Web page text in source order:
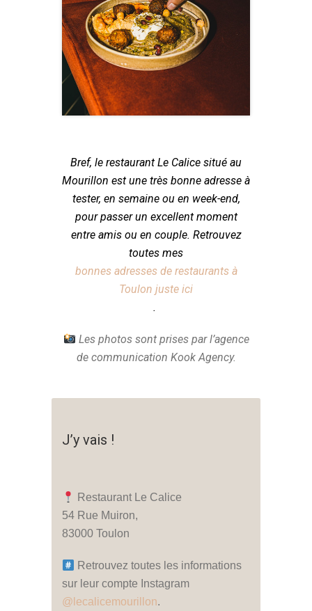
Bref, le restaurant Le Calice situé au
Mourillon est une très bonne adresse à
tester, en semaine ou en week-end,
pour passer un excellent moment
entre amis ou en couple. Retrouvez
toutes mes
bonnes adresses de restaurants à
Toulon juste ici
.
Les photos sont prises par l’agence
de communication Kook Agency.
J’y vais !
Restaurant Le Calice
54 Rue Muiron,
83000 Toulon
Retrouvez toutes les informations
sur leur compte Instagram
@lecalicemourillon.